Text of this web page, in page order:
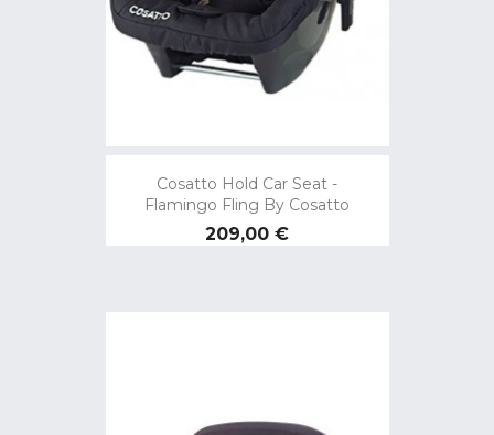
Cosatto Hold Car Seat -
Flamingo Fling By Cosatto
Preço
209,00 €